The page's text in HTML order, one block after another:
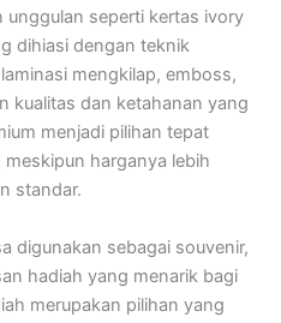
unggulan seperti kertas ivory
dihiasi dengan teknik
mengkilap, emboss,
kualitas dan ketahanan yang
menjadi pilihan tepat
harganya lebih
standar.
digunakan sebagai souvenir,
hadiah yang menarik bagi
merupakan pilihan yang